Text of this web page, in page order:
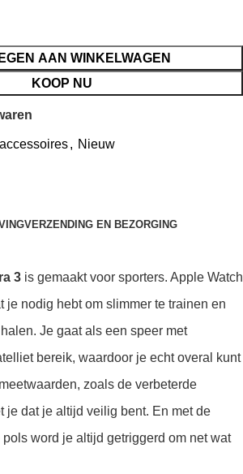
AAN WINKELWAGEN
KOOP NU
, Nieuw
VERZENDING EN BEZORGING
3 is gemaakt voor sporters. Apple Watch
je nodig hebt om slimmer te trainen en
Je gaat als een speer met
bereik, waardoor je echt overal kunt
zoals de verbeterde
je dat je altijd veilig bent. En met de
word je altijd getriggerd om net wat